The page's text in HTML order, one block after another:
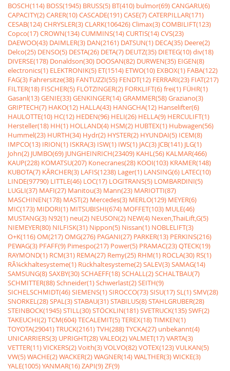
BOSCH(114) BOSS(1945) BRUSS(5) BT(410) bulmor(69)CANGARU(6)
CAPACITY(2)CARER(10)CASCADE(191)CASE(7)CATERPILLAR(171)
CESAB(124)CHRYSLER(3)CLARK(106426)Climax(3)COMBILIFT(123)
Copco(17)CROWN(134)CUMMINS(14)CURTIS(14)CVS(23)
DAEWOO(43) DAIMLER(3) DAN(2161) DATSUN(1) DECA(35) Deere(2)
Delco(25) DENSO(5) DESTA(26) DETA(7) DEUTZ(35) DIETEG(10)div(18)
DIVERSE(178) Donaldson(30) DOOSAN(82) DURWEN(35) EIGEN(8)
electronics(1) ELEKTRONIK(5) ET(1514) ETWO(10) EXBOX(1) FABA(122)
FAG(3) Fahrersitze(38) FANTUZZI(55) FENDT(12) FERRARI(23) FIAT(217)
FILTER(18) FISCHER(5) FLÖTZINGER(2) FORKLIFT(6)frei(1) FÜHR(1)
Gasanl(13)GENIE(33)GENKINGER(14)GRAMMER(58)Graziano(3)
GRIPTECH(7) HAKO(12) HALLA(43) HANGCHA(12) Hanselifter(6)
HAULOTTE(10) HC(12) HEDEN(96) HELI(26) HELLA(9) HERCULIFT(1)
Hersteller(18) HH(1) HOLLAND(4) HSM(2) HUBTEX(1) Hubwagen(56)
Hummel(23) HURTH(34) Hydr(2) HYSTER(2) HYUNDAI(5) ICEM(8)
IMPCO(13) IRION(1) ISKRA(3) ISW(1) IWS(1) JAC(3) JCB(141) JLG(1)
John(2) JUMBO(69) JUNGHEINRICH(23409) KAHL(56) KALMAR(466)
KAUP(228) KOMATSU(207) Konecranes(28) KOOI(103) KRAMER(148)
KUBOTA(7) KÃRCHER(3) LAFIS(1238) Lager(1) LANSING(6) LATEC(10)
LINDE(97790) LITTLE(46) LOC(17) LOGITRANS(5) LOMBARDINI(5)
LUGLI(37) MAFI(27) Manitou(3) Mann(23) MARIOTTI(87)
MASCHINEN(178) MAST(2) Mercedes(3) MERLO(129) MEYER(6)
MIC(173) MIDORI(1) MITSUBISHI(674) MOFFET(103) MULE(46)
MUSTANG(3) N92(1) neu(2) NEUSON(2) NEW(4) Nexen,ThaiLift,G(5)
NIEMEYER(80) NILFISK(31) Nippon(5) Nissan(1) NOBLELIFT(3)
O+K(116)OM(217)OMG(276) PAGANI(27) PARKER(13) PERKINS(216)
PEWAG(3) PFAFF(9) Pimespo(217) Power(5) PRAMAC(23)QTECK(19)
RAYMOND(1) RCM(31) REMA(27) Remy(25) RHM(1) ROCLA(30) RS(1)
RÃ¼ckhaltesysteme(1) Rückhaltesysteme(2)SALEV(3)SAMAG(14)
SAMSUNG(8)SAXBY(30)SCHAEFF(18)SCHALL(2)SCHALTBAU(7)
SCHMITTER(88)Schneider(1)Schwerlast(2)SEITH(9)
SICHELSCHMIDT(46)SIEMENS(1)SIROCCO(73)SISU(17)SL(1)SMV(28)
SNORKEL(28)SPAL(3)STABAU(31)STABILUS(8)STAHLGRUBER(28)
STEINBOCK(1945)STILL(30)STÖCKLIN(181)SVETRUCK(135)SWF(2)
TAKEUCHI(2)TCM(604)TECALEMIT(5)TEREX(18)TIMKEN(1)
TOYOTA(29041)TRUCK(2161)TVH(288)TYCKA(27) unbekannt(4)
UNICARRIERS(3) UPRIGHT(28)VALEO(2)VALMET(17)VARTA(3)
VETTER(11)VICKERS(2)Voith(3)VOLVO(82)VOTEX(123)VULKAN(5)
VW(5)WACHE(2)WACKER(2)WAGNER(14)WALTHER(3)WICKE(3)
YALE(1005)YANMAR(16)ZAPI(9)ZF(9)